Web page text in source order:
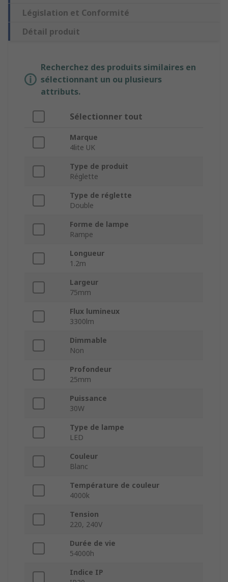
Législation et Conformité
Détail produit
Recherchez des produits similaires en
sélectionnant un ou plusieurs
attributs.
Sélectionner tout
Marque
4lite UK
Type de produit
Réglette
Type de réglette
Double
Forme de lampe
Rampe
Longueur
1.2m
Largeur
75mm
Flux lumineux
3300lm
Dimmable
Non
Profondeur
25mm
Puissance
30W
Type de lampe
LED
Couleur
Blanc
Température de couleur
4000k
Tension
220, 240V
Durée de vie
54000h
Indice IP